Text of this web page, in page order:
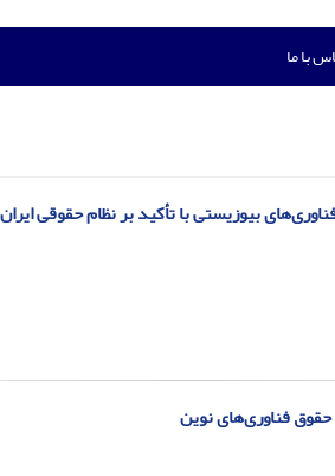
با ما
بیوزیستی با تأکید بر نظام حقوقی
فناوری‌های نوین